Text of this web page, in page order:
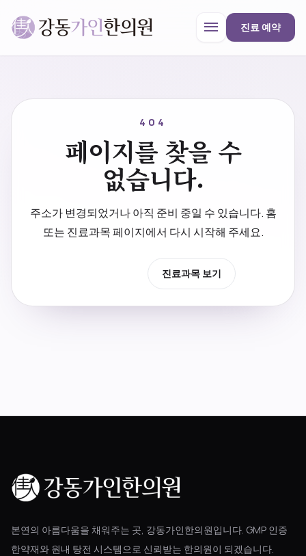
menu 진료 예약
한의원 안내
진료과목
404
페이지를 찾을 수
없습니다.
주소가 변경되었거나 아직 준비 중일 수 있습니다. 홈
또는 진료과목 페이지에서 다시 시작해 주세요.
진료과목 보기
본연의 아름다움을 채워주는 곳, 강동가인한의원입니다. GMP 인증
한약재와 원내 탕전 시스템으로 신뢰받는 한의원이 되겠습니다.